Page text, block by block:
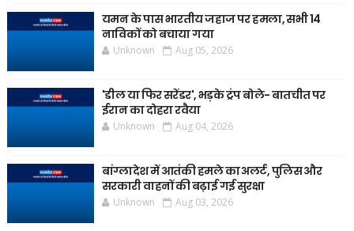
यमन के पास भारतीय जहाज पर हमला, सभी 14
नाविकों को बचाया गया
Unknown Aug 05, 2026
'डील या फिर सरेंडर', भड़के ट्रंप बोले- बातचीत पर
ईरान का दोहरा रवैया
Unknown Aug 04, 2026
बांग्लादेश में आतंकी हमले का अलर्ट, पुलिस और
सरकारी वाहनों की बढ़ाई गई सुरक्षा
Unknown Aug 03, 2026